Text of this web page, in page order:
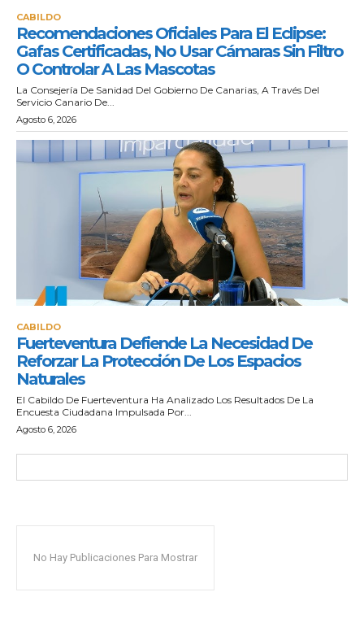
CABILDO
Recomendaciones Oficiales Para El Eclipse:
Gafas Certificadas, No Usar Cámaras Sin Filtro
O Controlar A Las Mascotas
La Consejería De Sanidad Del Gobierno De Canarias, A Través Del
Servicio Canario De...
Agosto 6, 2026
CABILDO
Fuerteventura Defiende La Necesidad De
Reforzar La Protección De Los Espacios
Naturales
El Cabildo De Fuerteventura Ha Analizado Los Resultados De La
Encuesta Ciudadana Impulsada Por...
Agosto 6, 2026
No Hay Publicaciones Para Mostrar